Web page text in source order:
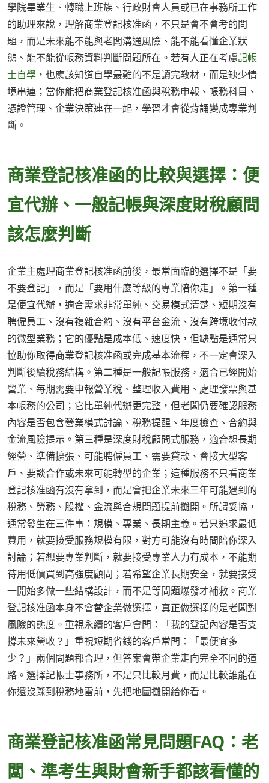
學院畢業生、轉職上班族、行政財會人員或已在事務所工作
的助理來說，理解商業登記核准函，不只是會不會考的問
題，而是未來能不能與老闆溝通風險、能不能看懂企業狀
態、能不能從帳務資料判斷問題所在。若有人正在考慮記帳
士自學 ，也應該知道自學最難的不是讀完教材，而是缺少情
境串連；當你能把商業登記核准函與稅務申報、帳務科目、
憑證管理、企業決策連在一起，學習才會從背誦變成專業判
斷。
商業登記核准函的比較與選擇：便
宜代辦、一般記帳與深度財稅顧問
該怎麼判斷
企業主處理商業登記核准函前後，最常面臨的選擇不是「要
不要登記」，而是「要用什麼等級的專業陪你走」。第一種
是便宜代辦，適合需求非常單純、交易模式清楚、短期沒有
聘僱員工、沒有複雜合約、沒有平台金流、沒有跨境收付款
的微型業務；它的優點是成本低、速度快，但缺點是通常只
協助你取得商業登記核准函或完成基本流程，不一定會深入
判斷後續稅務結構。第二種是一般記帳服務，適合已經開始
營業、每期需要申報營業稅、整理收入費用、處理發票與基
本帳務的公司；它比單純代辦更完整，但老闆仍要確認服務
內容是否包含營業模式討論、稅務提醒、年度檢查、合約與
金流風險提示。第三種是深度財稅顧問式服務，適合想長期
經營、準備擴張、可能聘僱員工、需要貸款、會接大型客
戶、要談合作或未來可能轉型的企業；這種服務不只看商業
登記核准函有沒有拿到，而是會把企業未來三年可能遇到的
稅務、勞務、股權、金流與合規問題提前攤開。所謂妥協，
通常發生在三件事：規模、專業、長期主義。若只追求最低
費用，就要接受服務規模有限，對方可能沒有時間陪你深入
討論；若想要專業判斷，就要接受專業人力有成本，不能期
待用低價買到高強度顧問；若希望企業長期安全，就要接受
一開始多做一些結構設計，而不是等問題爆發才補救。商業
登記核准函本身不會替企業做選擇，真正做選擇的是老闆對
風險的態度。重視永續的客戶會問：「我的登記內容是否支
撐未來營收？」重視短期省錢的客戶常問：「最便宜多
少？」兩個問題都合理，但答案會帶企業走向完全不同的道
路。選擇記帳士事務所，不是只比較月費，而是比較誰能在
你還沒踩到稅務地雷前，先把地圖攤開給你看。
商業登記核准函常見問題FAQ：老
闆、準考生與財會新手都該看懂的